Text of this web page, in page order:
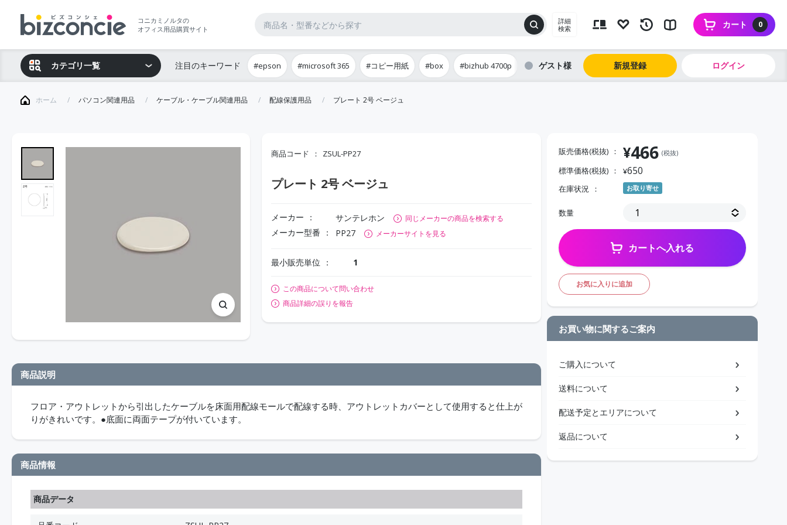
コニカミノルタの
オフィス用品購買サイト
詳細
検索
0
カート
カテゴリ一覧 注目のキーワード #epson #microsoft 365 #コピー用紙 #box #bizhub 4700p ゲスト 新規登録 ログイン
ホーム パソコン関連用品 ケーブル・ケーブル関連用品 配線保護用品 プレート 2号 ベージュ
商品コード ZSUL-PP27
プレート 2号 ベージュ
メーカー サンテレホン 同じメーカーの商品を検索する
メーカー型番 PP27 メーカーサイトを見る
最小販売単位 1
この商品について問い合わせ
商品詳細の誤りを報告
商品説明
フロア・アウトレットから引出したケーブルを床面用配線モールで配線する時、アウトレットカバーとして使用すると仕上が
りがきれいです。●底面に両面テープが付いています。
商品情報
商品データ
販売価格(税抜) ¥466 (税抜)
標準価格(税抜) ¥650
在庫状況 お取り寄せ
数量
カートへ入れる
お気に入りに追加
お買い物に関するご案内
ご購入について
送料について
配送予定とエリアについて
返品について